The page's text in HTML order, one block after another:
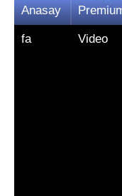
İçeriğe
atla
Anasay
fa Video